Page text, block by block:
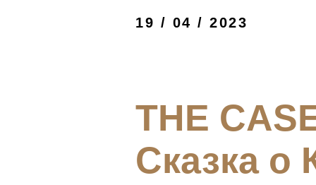
19 / 04 / 2023
THE
Сказка о